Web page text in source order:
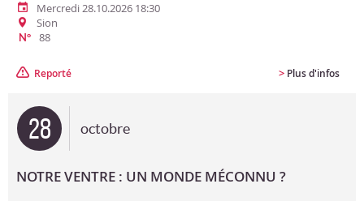
Mercredi 28.10.2026 18:30
Sion
N° 88
Reporté > Plus d'infos
28 octobre
NOTRE VENTRE : UN MONDE MÉCONNU ?